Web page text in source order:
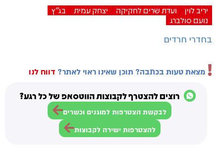
יריב לוין ועדת שרים לחקיקה יצחק עמית
בג"ץ
נועם סולברג
בחדרי חרדים
מצאת טעות בכתבה? תוכן שאינו ראוי לאתר? דווח לנו
רוצים להצטרף לקבוצות הווטסאפ של כל רגע?
לבקשת הצטרפות למוגנים וכשרים
להצטרפות ישירה לקבוצות